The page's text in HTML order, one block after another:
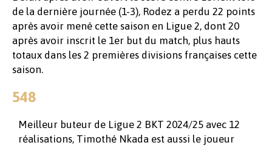
de la dernière journée (1-3), Rodez a perdu 22 points
après avoir mené cette saison en Ligue 2, dont 20
après avoir inscrit le 1er but du match, plus hauts
totaux dans les 2 premières divisions françaises cette
saison.
548
Meilleur buteur de Ligue 2 BKT 2024/25 avec 12
réalisations, Timothé Nkada est aussi le joueur